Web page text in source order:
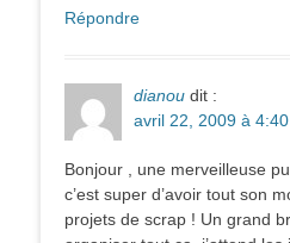
Répondre
dianou dit :
avril 22, 2009 à
Bonjour , une merveilleuse
c’est super d’avoir tout son
projets de scrap ! Un grand